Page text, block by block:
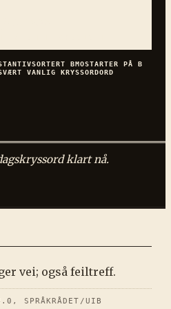
SORTERT BMOSTARTER PÅB
VANLIG KRYSSORDORD
klart nå.
vei; også feiltreff.
SPRÅKRÅDET/UIB